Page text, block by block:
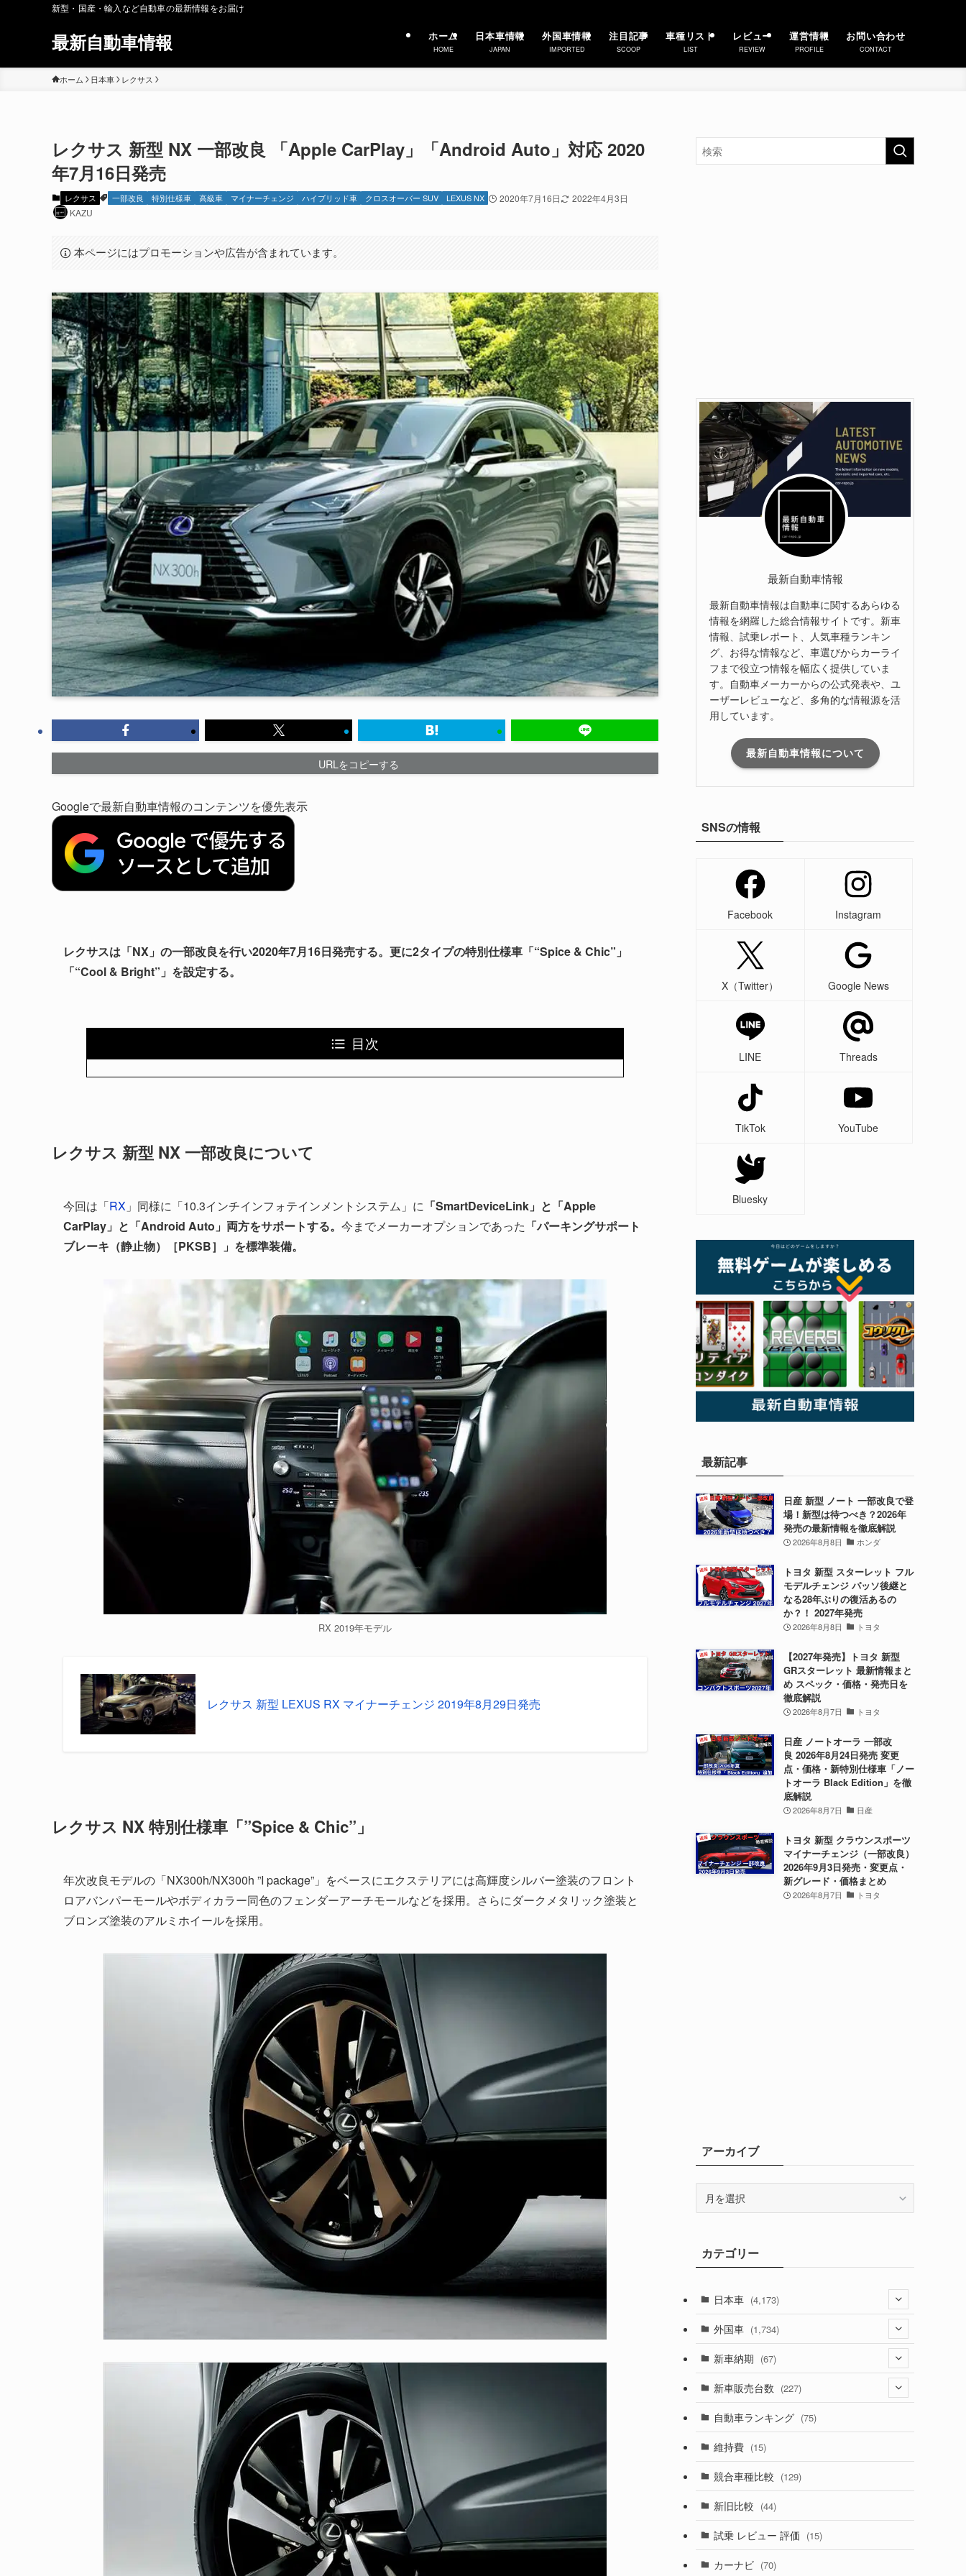
新型・国産・輸入など自動車の最新情報をお届け
最新自動車情報 ホーム
HOME
日本車情報
JAPAN
外国車情報
IMPORTED
注目記事
SCOOP
車種リスト
LIST
レビュー
REVIEW
運営情報
PROFILE
お問い合わせ
CONTACT
ホーム 日本車 レクサス
レクサス 新型 NX 一部改良 「Apple CarPlay」「Android Auto」対応 2020
年7月16日発売
レクサス 一部改良 特別仕様車 高級車 マイナーチェンジ ハイブリッド車 クロスオーバー SUV LEXUS NX 2020年7月16日
2022年4月3日
KAZU
本ページにはプロモーションや広告が含まれています。
URLをコピーする
Googleで最新自動車情報のコンテンツを優先表示
レクサスは「NX」の一部改良を行い2020年7月16日発売する。更に2タイプの特別仕様車「“Spice & Chic”」
「“Cool & Bright”」を設定する。
目次
レクサス 新型 NX 一部改良について
今回は「RX 」同様に「10.3インチインフォテインメントシステム」に 「SmartDeviceLink」と「Apple
CarPlay」と「Android Auto」両方をサポートする。 今までメーカーオプションであった 「パーキングサポート
ブレーキ（静止物）［PKSB］」を標準装備。
RX 2019年モデル
レクサス 新型 LEXUS RX マイナーチェンジ 2019年8月29日発売
レクサス NX 特別仕様車「”Spice & Chic”」
年次改良モデルの「NX300h/NX300h ”I package”」をベースにエクステリアには高輝度シルバー塗装のフロント
ロアバンパーモールやボディカラー同色のフェンダーアーチモールなどを採用。さらにダークメタリック塗装と
ブロンズ塗装のアルミホイールを採用。
最新自動車情報
最新自動車情報は自動車に関するあらゆる
情報を網羅した総合情報サイトです。新車
情報、試乗レポート、人気車種ランキン
グ、お得な情報など、車選びからカーライ
フまで役立つ情報を幅広く提供していま
す。自動車メーカーからの公式発表や、ユ
ーザーレビューなど、多角的な情報源を活
用しています。
最新自動車情報について
SNSの情報
Facebook Instagram
X（Twitter） Google News
LINE Threads
TikTok YouTube
Bluesky
最新記事
日産 新型 ノート 一部改良で登
場！新型は待つべき？2026年
発売の最新情報を徹底解説
2026年8月8日 ホンダ
トヨタ 新型 スターレット フル
モデルチェンジ パッソ後継と
なる28年ぶりの復活あるの
か？！ 2027年発売
2026年8月8日 トヨタ
【2027年発売】トヨタ 新型
GRスターレット 最新情報まと
め スペック・価格・発売日を
徹底解説
2026年8月7日 トヨタ
日産 ノートオーラ 一部改
良 2026年8月24日発売 変更
点・価格・新特別仕様車「ノー
トオーラ Black Edition」を徹
底解説
2026年8月7日 日産
トヨタ 新型 クラウンスポーツ
マイナーチェンジ（一部改良）
2026年9月3日発売・変更点・
新グレード・価格まとめ
2026年8月7日 トヨタ
アーカイブ
ブカテゴリー
日本車 (4,173)
(1,321)
(329)
(526)
(357)
(328)
(194)
(230)
(253)
外国車 (1,734)
(188)
(242)
(85)
(84)
(14)
(222)
新車納期 (67)
(28)
(8)
(3)
(3)
(5)
新車販売台数 (227)
(21)
(5)
(7)
自動車ランキング (75)
維持費 (15)
競合車種比較 (129)
新旧比較 (44)
試乗 レビュー 評価 (15)
カーナビ (70)